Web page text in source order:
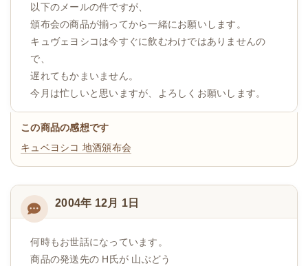
以下のメールの件ですが、
頒布会の商品が揃ってから一緒にお願いします。
キュヴェヨシコは今すぐに飲むわけではありませんの
で、
遅れてもかまいません。
今月は忙しいと思いますが、よろしくお願いします。
この商品の感想です
キュベヨシコ 地酒頒布会
2004年 12月 1日
何時もお世話になっています。
商品の発送先の H氏が 山ぶどう